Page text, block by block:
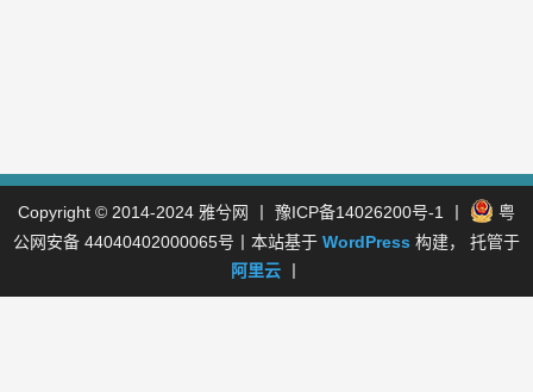
Copyright © 2014-2024 雅兮网 豫ICP备14026200号-1
粤
公网安备 44040402000065号 丨本站基于 WordPress 构建， 托管于
阿里云